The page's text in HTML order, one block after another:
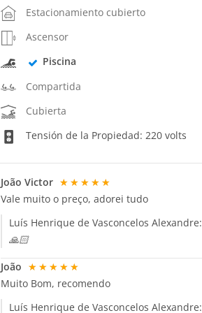
Estacionamiento cubierto
Ascensor
Piscina
Compartida
Cubierta
Tensión de la Propiedad: 220 volts
João Victor ★★★★★
Vale muito o preço, adorei tudo
Luís Henrique de Vasconcelos Alexandre:
🙏🏻
João ★★★★★
Muito Bom, recomendo
Luís Henrique de Vasconcelos Alexandre: